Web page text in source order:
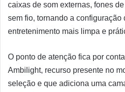
caixas de som externas, fones
sem fio, tornando a configuração
entretenimento mais limpa e
O ponto de atenção fica por
Ambilight, recurso presente no
seleção e que adiciona uma